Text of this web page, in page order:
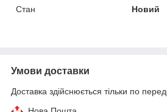
Стан
Новий
Умови доставки
Доставка здійснюється тільки по